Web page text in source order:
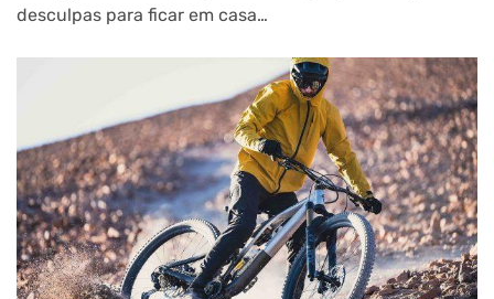
desculpas para ficar em casa…